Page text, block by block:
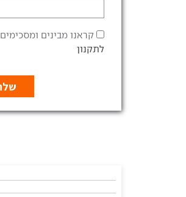
קראנו מבינים ומסכימים
לתקנון